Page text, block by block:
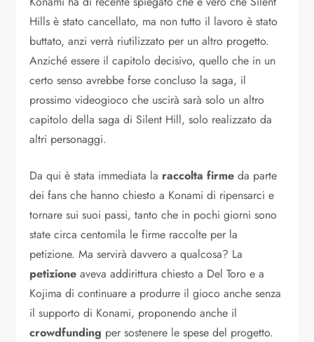
Hills è stato cancellato, ma non tutto il lavoro è stato
buttato, anzi verrà riutilizzato per un altro progetto.
Anziché essere il capitolo decisivo, quello che in un
certo senso avrebbe forse concluso la saga, il
prossimo videogioco che uscirà sarà solo un altro
capitolo della saga di Silent Hill, solo realizzato da
altri personaggi.
Da qui è stata immediata la raccolta firme da parte
dei fans che hanno chiesto a Konami di ripensarci e
tornare sui suoi passi, tanto che in pochi giorni sono
state circa centomila le firme raccolte per la
petizione. Ma servirà davvero a qualcosa? La
petizione aveva addirittura chiesto a Del Toro e a
Kojima di continuare a produrre il gioco anche senza
il supporto di Konami, proponendo anche il
crowdfunding per sostenere le spese del progetto.